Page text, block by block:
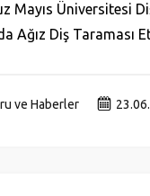
Mayıs Üniversitesi
Ağız Diş Taraması
ve Haberler